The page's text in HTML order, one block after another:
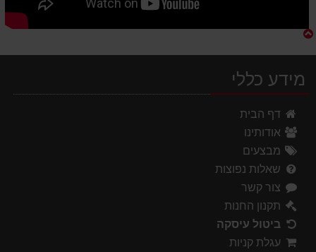
מידע כללי
דף הבית
אודותינו
מבצעים
שאלות נפוצות
צור קשר
תקנון החנות
ביטול עיסקה
עגלת קניות